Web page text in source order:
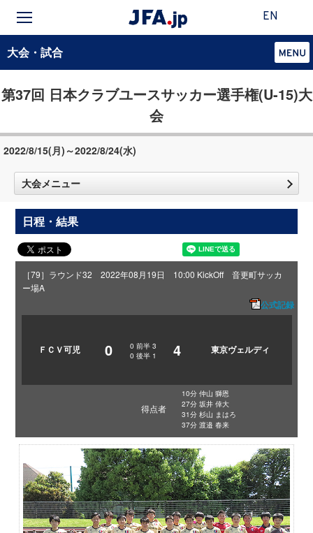
EN
大会・試合
第37回 日本クラブユースサッカー選手権(U-15)大
会
2022/8/15(月)～2022/8/24(水)
大会メニュー
日程・結果
［79］ラウンド32 2022年08月19日 10:00 KickOff 音更町サッカ
ー場A
公式記録
ＦＣＶ可児 0 0 前半 3
0 後半 1 4 東京ヴェルディ
得点者
10分 仲山 獅恩
27分 坂井 倖大
31分 杉山 まはろ
37分 渡邉 春来